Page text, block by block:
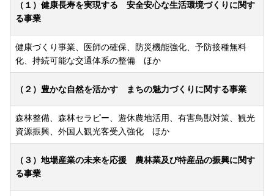
（１）健康長寿を実現する 安全安心な生活環境づくりに関す
る事業
健康づくり事業、医師の確保、防災機能強化、予防接種無料
化、持続可能な交通体系の整備 ほか
（２）豊かな自然を活かす まちの魅力づくりに関する事業
森林整備、森林セラピー、遊休農地活用、有害鳥獣対策、観光
資源振興、外国人観光客受入強化 ほか
（３）地場産業の未来を応援 農林業及び特産品の振興に関す
る事業